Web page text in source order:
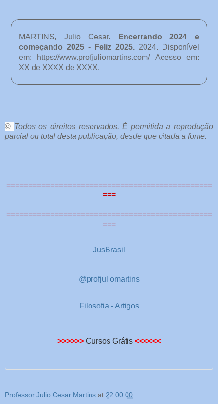
MARTINS, Julio Cesar.
Encerrando 2024 e
começando 2025 - Feliz 2025. 2024. Disponível
em: https://www.profjuliomartins.com/ Acesso em:
XX de XXXX de XXXX.
ê
u
a
1
© Todos os direitos reservados. É permitida a reprodução
parcial ou total desta publicação, desde que citada a fonte.
===============================================
===
===============================================
===
JusBrasil
@profjuliomartins
Filosofia - Artigos
>>>>>> Cursos Grátis <<<<<<
Professor Julio Cesar Martins at 22:00:00